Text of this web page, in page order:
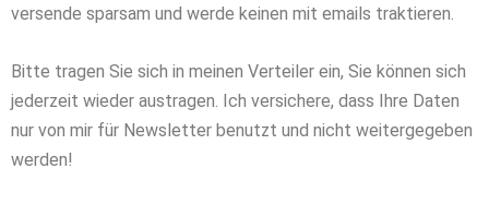
versende sparsam und werde keinen mit emails traktieren.
Bitte tragen Sie sich in meinen Verteiler ein, Sie können sich
jederzeit wieder austragen. Ich versichere, dass Ihre Daten
nur von mir für Newsletter benutzt und nicht weitergegeben
werden!